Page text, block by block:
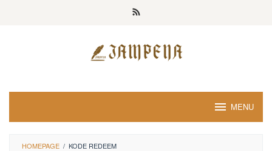
MENU
HOMEPAGE / KODE REDEEM